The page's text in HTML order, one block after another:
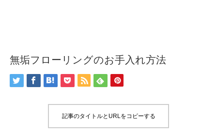
無垢フローリングのお手入れ方法
記事のタイトルとURLをコピーする